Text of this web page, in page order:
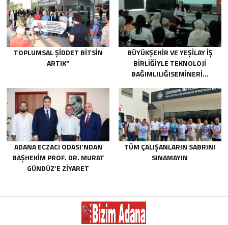
TOPLUMSAL ŞIDDET BITSIN
ARTIK”
BÜYÜKŞEHIR VE YEŞILAY IŞ
BIRLIĞIYLE TEKNOLOJI
BAĞIMLILIĞISEMINERI…
ADANA ECZACI ODASI’NDAN
BAŞHEKIM PROF. DR. MURAT
GÜNDÜZ’E ZIYARET
TÜM ÇALIŞANLARIN SABRINI
SINAMAYIN